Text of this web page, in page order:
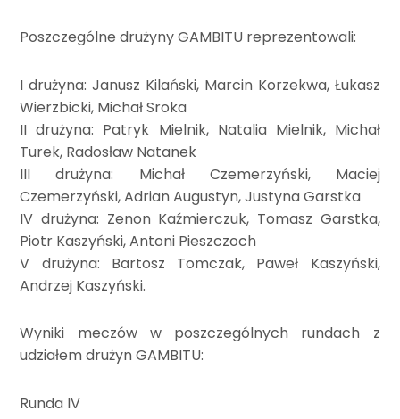
Poszczególne drużyny GAMBITU reprezentowali:
I drużyna: Janusz Kilański, Marcin Korzekwa, Łukasz
Wierzbicki, Michał Sroka
II drużyna: Patryk Mielnik, Natalia Mielnik, Michał
Turek, Radosław Natanek
III drużyna: Michał Czemerzyński, Maciej
Czemerzyński, Adrian Augustyn, Justyna Garstka
IV drużyna: Zenon Kaźmierczuk, Tomasz Garstka,
Piotr Kaszyński, Antoni Pieszczoch
V drużyna: Bartosz Tomczak, Paweł Kaszyński,
Andrzej Kaszyński.
Wyniki meczów w poszczególnych rundach z
udziałem drużyn GAMBITU:
Runda IV